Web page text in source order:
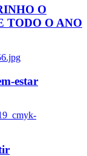
O
TODO O ANO
estar